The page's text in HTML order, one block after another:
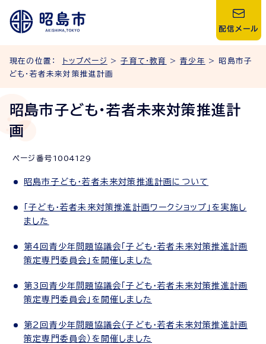
配信メール
現在の位置： トップページ >子育て・教育 >青少年
> 昭島市子
ども・若者未来対策推進計画
昭島市子ども・若者未来対策推進計
画
ページ番号 1004129
昭島市子ども・若者未来対策推進計画について
「子ども・若者未来対策推進計画ワークショップ」を実施し
ました
第4回青少年問題協議会「子ども・若者未来対策推進計画
策定専門委員会」を開催しました
第3回青少年問題協議会「子ども・若者未来対策推進計画
策定専門委員会」を開催しました
第2回青少年問題協議会（子ども・若者未来対策推進計画
策定専門委員会）を開催しました